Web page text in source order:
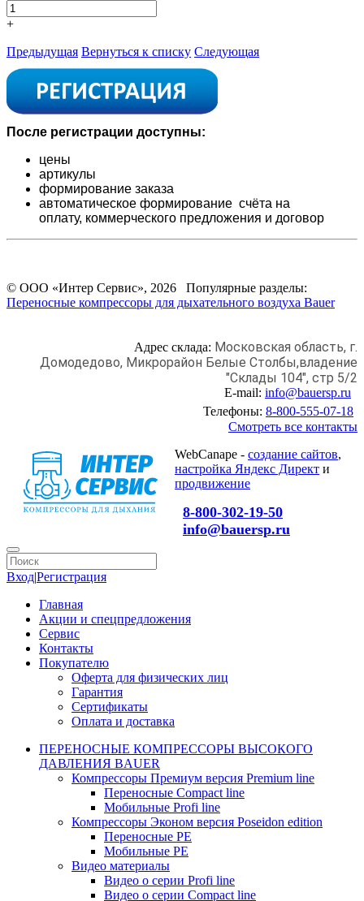
+
Предыдущая Вернуться к списку Следующая
После регистрации доступны:
цены
артикулы
формирование заказа
автоматическое формирование счёта на
оплату, коммерческого предложения и договор
© ООО «Интер Сервис», 2026 Популярные разделы:
Переносные компрессоры для дыхательного воздуха Bauer
Адрес склада: Московская область, г.
Домодедово, Микрорайон Белые Столбы,владение
"Склады 104", стр 5/2
E-mail: info@bauersp.ru
Телефоны: 8-800-555-07-18
Смотреть все контакты
WebCanape - создание сайтов,
настройка Яндекс Директ и
продвижение
8-800-302-19-50
info@bauersp.ru
Вход|Регистрация
Главная
Акции и спецпредложения
Сервис
Контакты
Покупателю
Оферта для физических лиц
Гарантия
Сертификаты
Оплата и доставка
ПЕРЕНОСНЫЕ КОМПРЕССОРЫ ВЫСОКОГО
ДАВЛЕНИЯ BAUER
Компрессоры Премиум версия Premium line
Переносные Compact line
Мобильные Profi line
Компрессоры Эконом версия Poseidon edition
Переносные PE
Мобильные PE
Видео материалы
Видео о серии Profi line
Видео о серии Compact line